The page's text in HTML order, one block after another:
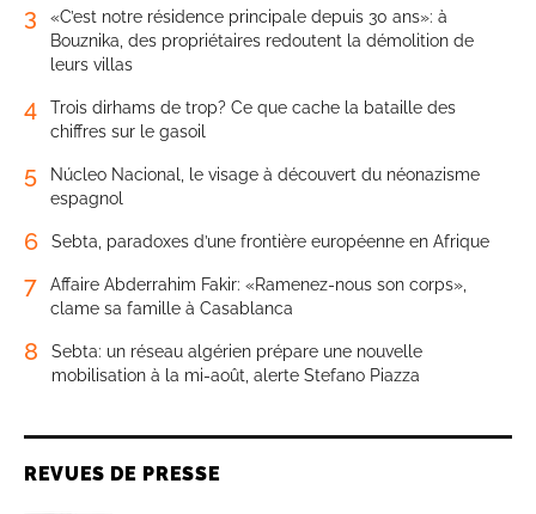
3
«C’est notre résidence principale depuis 30 ans»: à
Bouznika, des propriétaires redoutent la démolition de
leurs villas
4
Trois dirhams de trop? Ce que cache la bataille des
chiffres sur le gasoil
5
Núcleo Nacional, le visage à découvert du néonazisme
espagnol
6 Sebta, paradoxes d’une frontière européenne en Afrique
7
Affaire Abderrahim Fakir: «Ramenez-nous son corps»,
clame sa famille à Casablanca
8
Sebta: un réseau algérien prépare une nouvelle
mobilisation à la mi-août, alerte Stefano Piazza
REVUES DE PRESSE